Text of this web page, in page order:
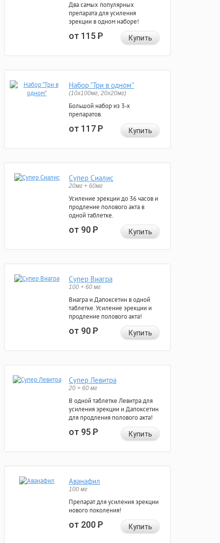
Два самых популярных
препарата для усиления
эрекции в одном наборе!
от 115Р Купить
Набор "Три в одном"
(10x100мг, 20x20мг)
Большой набор из 3-х
препаратов.
от 117Р Купить
Супер Сиалис
20мг + 60мг
Усиление эрекции до 36 часов и
продление полового акта в
одной таблетке.
от 90Р Купить
Супер Виагра
100 + 60 мг
Виагра и Дапоксетин в одной
таблетке. Усиление эрекции и
продление полового акта!
от 90Р Купить
Супер Левитра
20 + 60 мг
В одной таблетке Левитра для
усиления эрекции и Дапоксетин
для продления полового акта!
от 95Р Купить
Аванафил
100 мг
Препарат для усиления эрекции
нового поколения!
от 200Р Купить